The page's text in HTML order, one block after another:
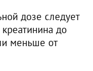
дозе следует
до
меньше от